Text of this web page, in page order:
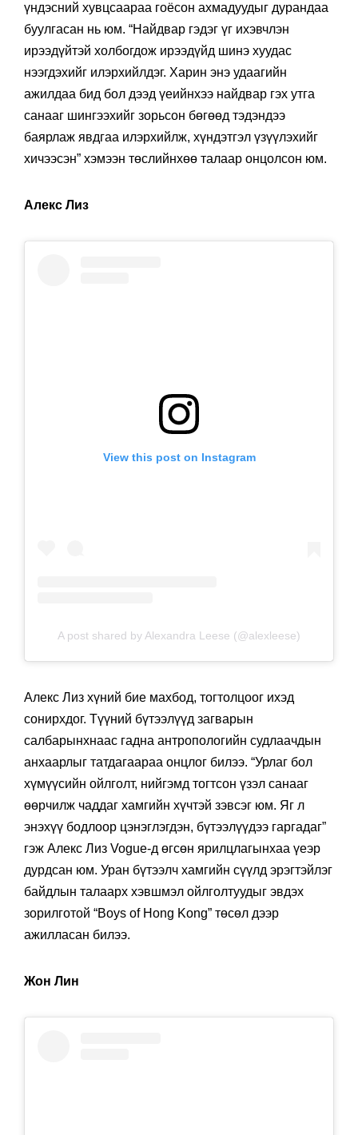
үндэсний хувцсаараа гоёсон ахмадуудыг дурандаа
буулгасан нь юм. “Найдвар гэдэг үг ихэвчлэн
ирээдүйтэй холбогдож ирээдүйд шинэ хуудас
нээгдэхийг илэрхийлдэг. Харин энэ удаагийн
ажилдаа бид бол дээд үеийнхээ найдвар гэх утга
санааг шингээхийг зорьсон бөгөөд тэдэндээ
баярлаж явдгаа илэрхийлж, хүндэтгэл үзүүлэхийг
хичээсэн” хэмээн төслийнхөө талаар онцолсон юм.
Алекс Лиз
View this post on Instagram
A post shared by Alexandra Leese (@alexleese)
Алекс Лиз хүний бие махбод, тогтолцоог ихэд
сонирхдог. Түүний бүтээлүүд загварын
салбарынхнаас гадна антропологийн судлаачдын
анхаарлыг татдагаараа онцлог билээ. “Урлаг бол
хүмүүсийн ойлголт, нийгэмд тогтсон үзэл санааг
өөрчилж чаддаг хамгийн хүчтэй зэвсэг юм. Яг л
энэхүү бодлоор цэнэглэгдэн, бүтээлүүдээ гаргадаг”
гэж Алекс Лиз Vogue-д өгсөн ярилцлагынхаа үеэр
дурдсан юм. Уран бүтээлч хамгийн сүүлд эрэгтэйлэг
байдлын талаарх хэвшмэл ойлголтуудыг эвдэх
зорилготой “Boys of Hong Kong” төсөл дээр
ажилласан билээ.
Жон Лин